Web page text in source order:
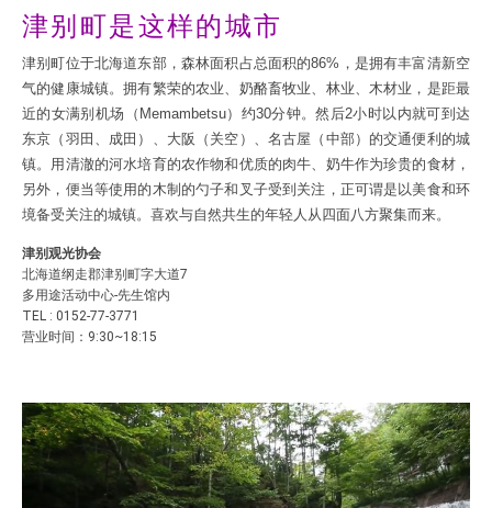
津别町是这样的城市
津别町位于北海道东部，森林面积占总面积的86%，是拥有丰富清新空
气的健康城镇。拥有繁荣的农业、奶酪畜牧业、林业、木材业，是距最
近的女满别机场（Memambetsu）约30分钟。然后2小时以内就可到达
东京（羽田、成田）、大阪（关空）、名古屋（中部）的交通便利的城
镇。用清澈的河水培育的农作物和优质的肉牛、奶牛作为珍贵的食材，
另外，便当等使用的木制的勺子和叉子受到关注，正可谓是以美食和环
境备受关注的城镇。喜欢与自然共生的年轻人从四面八方聚集而来。
津别观光协会
北海道纲走郡津别町字大道7
多用途活动中心-先生馆内
TEL : 0152-77-3771
营业时间：9:30~18:15